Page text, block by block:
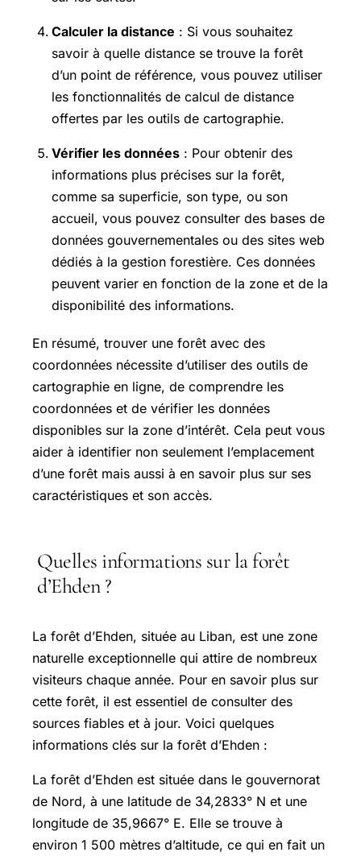
Calculer la distance : Si vous souhaitez
savoir à quelle distance se trouve la forêt
d’un point de référence, vous pouvez utiliser
les fonctionnalités de calcul de distance
offertes par les outils de cartographie.
Vérifier les données : Pour obtenir des
informations plus précises sur la forêt,
comme sa superficie, son type, ou son
accueil, vous pouvez consulter des bases de
données gouvernementales ou des sites web
dédiés à la gestion forestière. Ces données
peuvent varier en fonction de la zone et de la
disponibilité des informations.
En résumé, trouver une forêt avec des
coordonnées nécessite d’utiliser des outils de
cartographie en ligne, de comprendre les
coordonnées et de vérifier les données
disponibles sur la zone d’intérêt. Cela peut vous
aider à identifier non seulement l’emplacement
d’une forêt mais aussi à en savoir plus sur ses
caractéristiques et son accès.
Quelles informations sur la forêt
d’Ehden ?
La forêt d’Ehden, située au Liban, est une zone
naturelle exceptionnelle qui attire de nombreux
visiteurs chaque année. Pour en savoir plus sur
cette forêt, il est essentiel de consulter des
sources fiables et à jour. Voici quelques
informations clés sur la forêt d’Ehden :
La forêt d’Ehden est située dans le gouvernorat
de Nord, à une latitude de 34,2833° N et une
longitude de 35,9667° E. Elle se trouve à
environ 1 500 mètres d’altitude, ce qui en fait un